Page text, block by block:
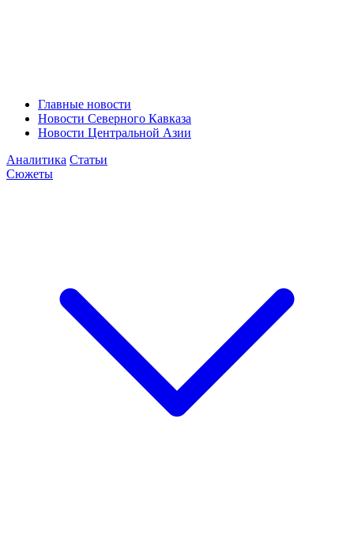
Главные новости
Новости Северного Кавказа
Новости Центральной Азии
Аналитика Статьи
Сюжеты